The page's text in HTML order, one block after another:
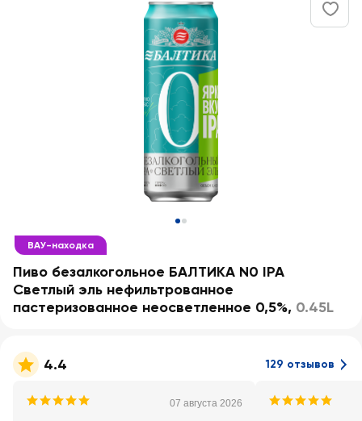
ВАУ-находка
Пиво безалкогольное БАЛТИКА N0 IPA
Светлый эль нефильтрованное
пастеризованное неосветленное 0,5%, 0.45L
4.4 129 отзывов
07 августа 2026